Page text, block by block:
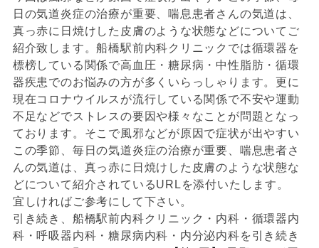
⽇の気道炎症の治療が重要、喘息患者さんの気道は、
真っ⾚に⽇焼けした⽪膚のような状態などについてご
紹介致します。船橋駅前内科クリニックでは循環器を
標榜している関係で高血圧・糖尿病・中性脂肪・循環
器疾患でのお悩みの方が多くいらっしゃります。更に
現在コロナウイルスが流行している関係で不安や運動
不足などでストレスの要因や様々なことが問題となっ
ております。そこで⾵邪などが原因で症状が出やすい
この季節、毎⽇の気道炎症の治療が重要、喘息患者さ
んの気道は、真っ⾚に⽇焼けした⽪膚のような状態な
どについて紹介されているURLを添付いたします。
宜しければご参考にして下さい。
引き続き、船橋駅前内科クリニック・内科・循環器内
科・呼吸器内科・糖尿病内科・内分泌内科を引き続き